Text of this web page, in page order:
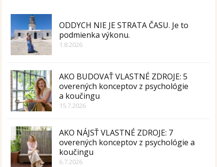
ODDYCH NIE JE STRATA ČASU. Je to
podmienka výkonu.
1.8.2026
AKO BUDOVAŤ VLASTNÉ ZDROJE: 5
overených konceptov z psychológie
a koučingu
15.7.2026
AKO NÁJSŤ VLASTNÉ ZDROJE: 7
overených konceptov z psychológie a
koučingu
6.7.2026